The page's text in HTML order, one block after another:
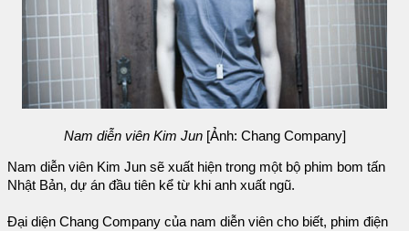
Nam diễn viên Kim Jun[Ảnh: Chang Company]
Nam diễn viên Kim Jun sẽ xuất hiện trong một bộ phim bom tấn
Nhật Bản, dự án đầu tiên kể từ khi anh xuất ngũ.
Đại diện Chang Company của nam diễn viên cho biết, phim điện